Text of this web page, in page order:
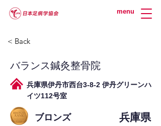
menu
< Back
バランス鍼灸整骨院
兵庫県伊丹市西台3-8-2 伊丹グリーンハ
イツ112号室
ブロンズ 兵庫県